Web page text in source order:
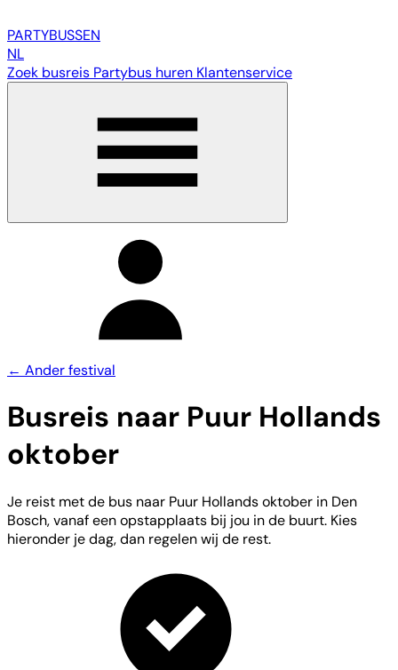
PARTYBUSSEN
NL
Zoek busreis Partybus huren Klantenservice
← Ander festival
Busreis naar Puur Hollands
oktober
Je reist met de bus naar Puur Hollands oktober in Den
Bosch, vanaf een opstapplaats bij jou in de buurt. Kies
hieronder je dag, dan regelen wij de rest.